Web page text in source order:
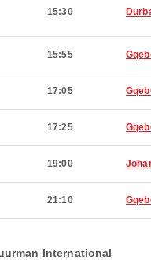
15:30
15:55
17:05
17:25
19:00
21:10
International